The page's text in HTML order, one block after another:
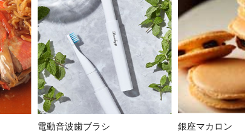
電動音波歯ブラシ 銀座マカロン